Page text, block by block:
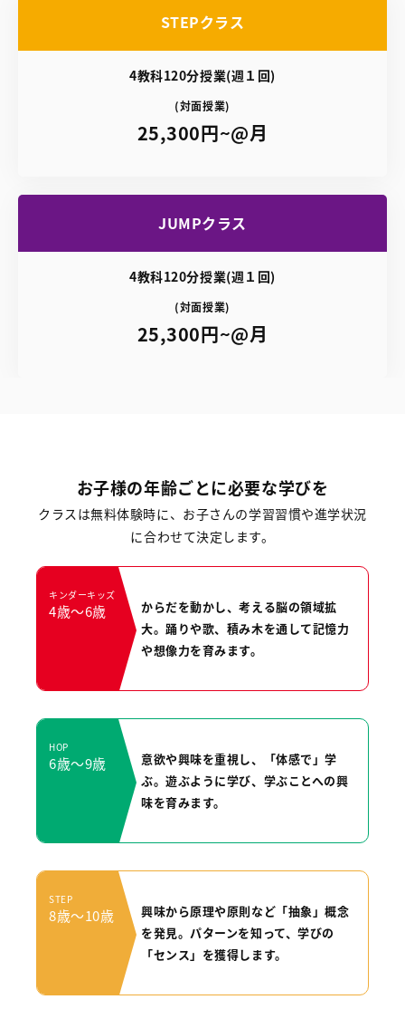
STEPクラス
4教科120分授業(週１回)
(対面授業)
25,300円~@月
JUMPクラス
4教科120分授業(週１回)
(対面授業)
25,300円~@月
お子様の年齢ごとに必要な学びを
クラスは無料体験時に、お子さんの学習習慣や進学状況
に合わせて決定します。
キンダーキッズ
4歳〜6歳
からだを動かし、考える脳の領域拡
大。踊りや歌、 積み木を通して記憶力
や想像力を育みます。
HOP
6歳〜9歳
意欲や興味を重視し、「体感で」学
ぶ。遊ぶように学び、学ぶことへの興
味を育みます。
STEP
8歳〜10歳
興味から原理や原則など「抽象」概念
を発見。パターンを知って、学びの
「センス」を獲得します。